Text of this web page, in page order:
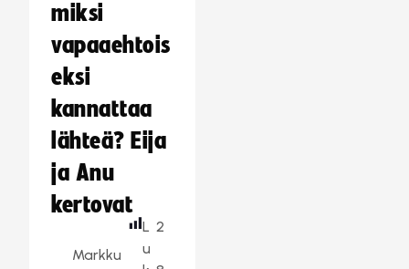
miksi
vapaaehtois
eksi
kannattaa
lähteä? Eija
ja Anu
kertovat
Markku
L
u
2